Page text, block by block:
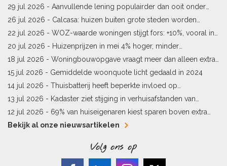
woningprijs
29 jul 2026 - Aanvullende lening populairder dan ooit onder
starters
26 jul 2026 - Calcasa: huizen buiten grote steden worden
sneller meer waard
22 jul 2026 - WOZ-waarde woningen stijgt fors: +10%, vooral in
Limburg en Pekela
20 jul 2026 - Huizenprijzen in mei 4% hoger, minder
woningverkopen
18 jul 2026 - Woningbouwopgave vraagt meer dan alleen extra
vergunningen
15 jul 2026 - Gemiddelde woonquote licht gedaald in 2024
14 jul 2026 - Thuisbatterij heeft beperkte invloed op
energielabel
13 jul 2026 - Kadaster ziet stijging in verhuisafstanden van
kopers
12 jul 2026 - 69% van huiseigenaren kiest sparen boven extra
hypotheekaflossing
Bekijk al onze nieuwsartikelen
Volg ons op